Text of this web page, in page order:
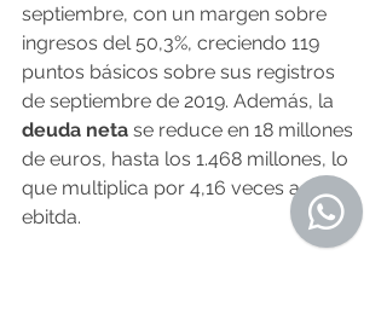
septiembre, con un margen sobre
ingresos del 50,3%, creciendo 119
puntos básicos sobre sus registros
de septiembre de 2019. Además, la
deuda neta se reduce en 18 millones
de euros, hasta los 1.468 millones, lo
que multiplica por 4,16 veces a su
ebitda.